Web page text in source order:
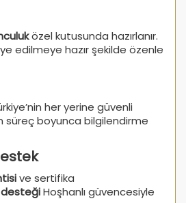
özel kutusunda hazırlanır.
edilmeye hazır şekilde özenle
her yerine güvenli
süreç boyunca bilgilendirme
ve sertifika
desteğiHoşhanlı güvencesiyle